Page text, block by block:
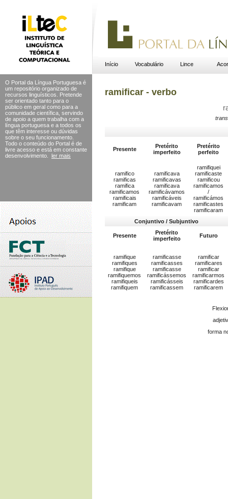
Início Vocabulário Lince
O Portal da Língua Portuguesa é
um repositório organizado de
recursos linguísticos. Pretende
ser orientado tanto para o
público em geral como para a
comunidade científica, servindo
de apoio a quem trabalha com a
língua portuguesa e a todos os
que têm interesse ou dúvidas
sobre o seu funcionamento.
Todo o conteúdo do Portal é de
livre acesso e está em constante
desenvolvimento.
ler mais
ramificar - verbo
Presente
Pretérito
imperfeito
Pretérito
perfeito
ramifico
ramificas
ramifica
ramificamos
ramificais
ramificam
ramificava
ramificavas
ramificava
ramificávamos
ramificáveis
ramificavam
ramifiquei
ramificaste
ramificou
ramificamos
/
ramificámos
ramificastes
ramificaram
Conjuntivo / Subjuntivo
Presente
Pretérito
imperfeito
Futuro
ramifique
ramifiques
ramifique
ramifiquemos
ramifiqueis
ramifiquem
ramificasse
ramificasses
ramificasse
ramificássemos
ramificásseis
ramificassem
ramificar
ramificares
ramificar
ramificarmos
ramificardes
ramificarem
forma